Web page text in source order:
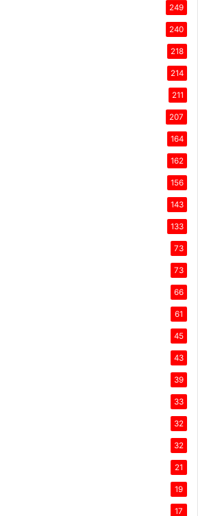
249
240
218
214
211
207
164
162
156
143
133
73
73
66
61
45
43
39
33
32
32
21
19
17